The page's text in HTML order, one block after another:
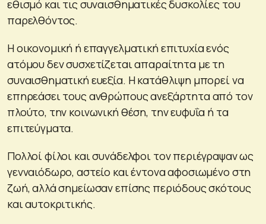
εθισμό και τις συναισθηματικές δυσκολίες του
παρελθόντος.
Η οικονομική ή επαγγελματική επιτυχία ενός
ατόμου δεν συσχετίζεται απαραίτητα με τη
συναισθηματική ευεξία. Η κατάθλιψη μπορεί να
επηρεάσει τους ανθρώπους ανεξάρτητα από τον
πλούτο, την κοινωνική θέση, την ευφυΐα ή τα
επιτεύγματα.
Πολλοί φίλοι και συνάδελφοι τον περιέγραψαν ως
γενναιόδωρο, αστείο και έντονα αφοσιωμένο στη
ζωή, αλλά σημείωσαν επίσης περιόδους σκότους
και αυτοκριτικής.